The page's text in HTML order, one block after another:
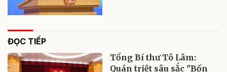
ĐỌC TIẾP
Tổng Bí thư Tô Lâm:
Quán triệt sâu sắc "Bốn